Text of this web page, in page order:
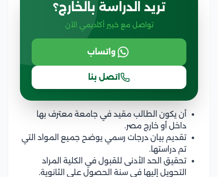
تريد الدراسة بالخارج؟
تواصل مع خبير أكاديمي الآن
واتساب
اتصل بنا
أن يكون الطالب مقيد في جامعة معترف بها
داخل أو خارج مصر.
تقديم بيان درجات رسمي يوضح جميع المواد التي
تم دراستها.
تحقيق الحد الأدنى للقبول في الكلية المراد
التحويل إليها في سنة الحصول على الثانوية.